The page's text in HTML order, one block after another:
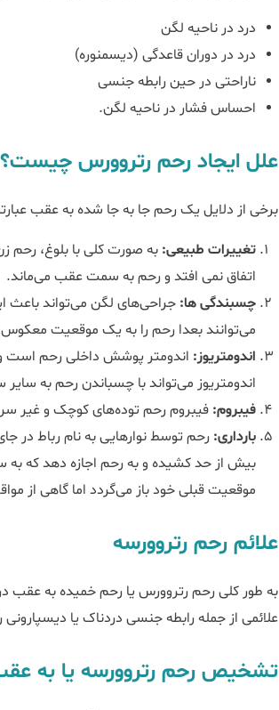
درد در ناحیه لگن
درد در دوران قاعدگی (دیسمنوره)
ناراحتی در حین رابطه جنسی
احساس فشار در ناحیه لگن.
علل ایجاد رحم رتروورس چیست؟
برخی از دلایل یک رحم جا به جا شده به عقب
تغییرات طبیعی: به صورت کلی با بلوغ،
اتفاق نمی افتد و رحم به سمت عقب می‌ماند.
چسبندگی ها: جراحی‌های لگن می‌تواند باعث
می‌توانند بعدا رحم را به یک موقعیت
اندومتریوز: اندومتر پوشش داخلی رحم است
اندومتریوز می‌تواند با چسباندن رحم به
فیبروم: فیبروم رحمتوده‌های کوچک و غیر
بارداری: رحم توسط نوارهایی به نام رباط در
بیش از حد کشیده و به رحم اجازه دهد که
موقعیت قبلی خود باز می‌گردد اما گاهی از
علائم رحم رتروورسه
به طور کلی رحم رتروورس یا رحم خمیده به عقب در
علائمی از جمله رابطه جنسی دردناک یا
تشخیص رحم رتروورسه یا به